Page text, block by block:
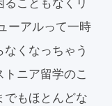
ーアルって一時
くなっちゃう
ニア留学のこ
でもほとんどな